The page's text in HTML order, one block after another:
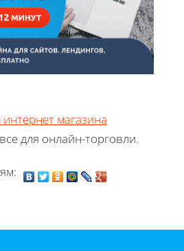
интернет магазина
для онлайн-торговли.